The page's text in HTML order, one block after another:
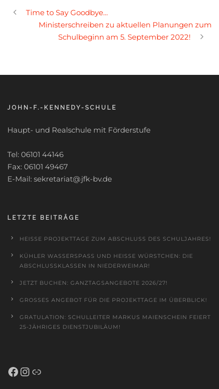
Time to Say Goodbye…
Ministerschreiben zu aktuellen Planungen zum
Schulbeginn am 5. September 2022!
JOHN-F.-KENNEDY-SCHULE
Haupt- und Realschule mit Förderstufe
Tel: 06101 44146
Fax: 06101 49467
E-Mail: sekretariat@jfk-bv.de
LETZTE BEITRÄGE
HEISSE PROJEKTTAGE ZUM ABSCHLUSS DES SCHULJAHRES!
KÜHLER WASSERSPASS UND HEISSE WÜRSTCHEN: DIE AB
SCHLUSSKLASSEN IN NIEDERWEIMAR!
JETZT BUCHEN: GANZTAGSANGEBOTE 2026/27!
GROSSES ANGEBOT FÜR DIE PROJEKTTAGE IM ÜBERBLICK!
GRATULATION: SCHULLEITER MARKUS MAIENSCHEIN FEIERT
25-JÄHRIGES DIENSTJUBILÄUM!
Facebook
Instagram
Schulportal Hessen